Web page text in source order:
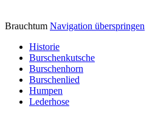
Brauchtum Navigation überspringen
Historie
Burschenkutsche
Burschenhorn
Burschenlied
Humpen
Lederhose